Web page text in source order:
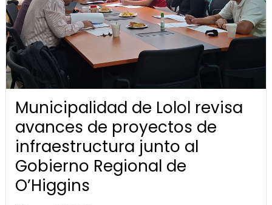
Municipalidad de Lolol revisa
avances de proyectos de
infraestructura junto al
Gobierno Regional de
O’Higgins